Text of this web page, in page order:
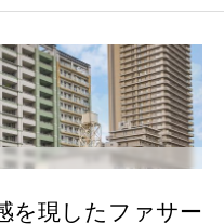
を現したファサー